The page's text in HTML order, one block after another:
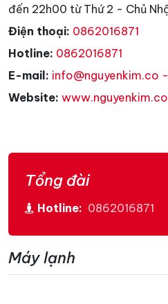
đến 22h00 từ Thứ 2 - Chủ
Điện thoại: 0862016871
Hotline: 0862016871
E-mail: info@nguyenkim.co
Website: www.nguyenkim.co
Tổng đài
Hotline: 0862016871
Máy lạnh